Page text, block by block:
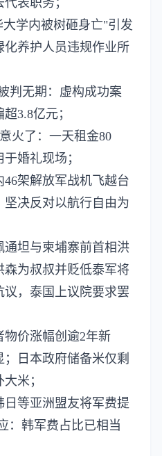
表职务；
学内被树砸身亡​​"​​引发
化养护人员违规作业所
判无期：虚构成功案
3.8亿元；
火了：一天租金80
婚礼现场；
46架解放军战机飞越台
决反对以航行自由为
通坦与柬埔寨前首相洪
为叔叔并贬低泰军将
，泰国上议院要求罢
物价涨幅创逾2年新
日本政府储备米仅剩
米；
日等亚洲盟友将军费提
：韩军费占比已相当